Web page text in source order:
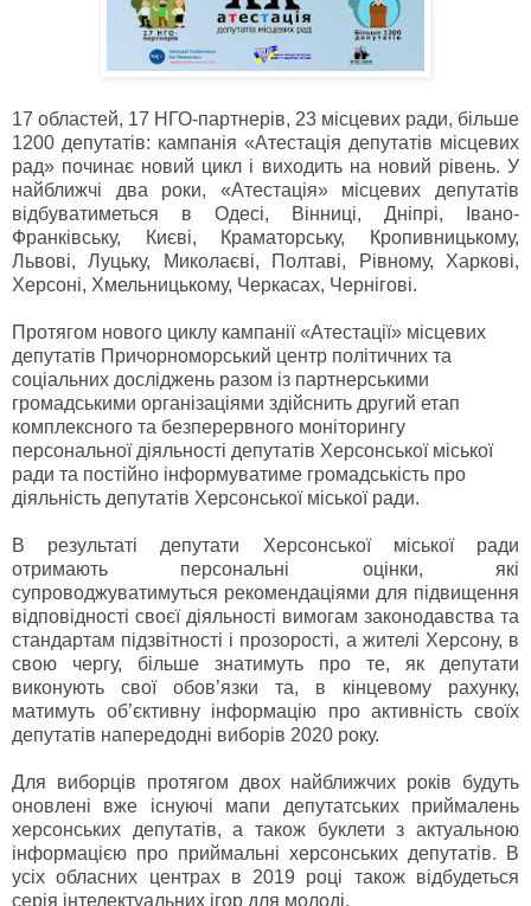
17 областей, 17 НГО-партнерів, 23 місцевих ради, більше
1200 депутатів: кампанія «Атестація депутатів місцевих
рад» починає новий цикл і виходить на новий рівень. У
найближчі два роки, «Атестація» місцевих депутатів
відбуватиметься в Одесі, Вінниці, Дніпрі, Івано-
Франківську, Києві, Краматорську, Кропивницькому,
Львові, Луцьку, Миколаєві, Полтаві, Рівному, Харкові,
Херсоні, Хмельницькому, Черкасах, Чернігові.
Протягом нового циклу кампанії «Атестації» місцевих
депутатів Причорноморський центр політичних та
соціальних досліджень разом із партнерськими
громадськими організаціями здійснить другий етап
комплексного та безперервного моніторингу
персональної діяльності депутатів Херсонської міської
ради та постійно інформуватиме громадськість про
діяльність депутатів Херсонської міської ради.
В результаті депутати Херсонської міської ради
отримають персональні оцінки, які
супроводжуватимуться рекомендаціями для підвищення
відповідності своєї діяльності вимогам законодавства та
стандартам підзвітності і прозорості, а жителі Херсону, в
свою чергу, більше знатимуть про те, як депутати
виконують свої обов’язки та, в кінцевому рахунку,
матимуть об’єктивну інформацію про активність своїх
депутатів напередодні виборів 2020 року.
Для виборців протягом двох найближчих років будуть
оновлені вже існуючі мапи депутатських приймалень
херсонських депутатів, а також буклети з актуальною
інформацією про приймальні херсонських депутатів. В
усіх обласних центрах в 2019 році також відбудеться
серія інтелектуальних ігор для молоді.